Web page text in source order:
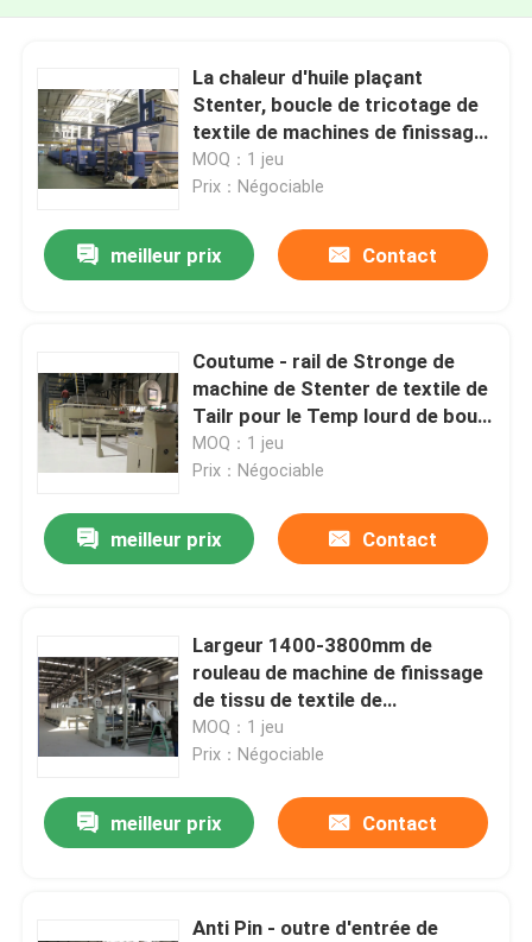
La chaleur d'huile plaçant
Stenter, boucle de tricotage de
textile de machines de finissage
à humidité contrôlée
MOQ：1 jeu
Prix：Négociable
meilleur prix Contact
Coutume - rail de Stronge de
machine de Stenter de textile de
Tailr pour le Temp lourd de bout
droit même
MOQ：1 jeu
Prix：Négociable
meilleur prix Contact
Largeur 1400-3800mm de
rouleau de machine de finissage
de tissu de textile de
conservation de la chaleur
MOQ：1 jeu
Prix：Négociable
meilleur prix Contact
Anti Pin - outre d'entrée de